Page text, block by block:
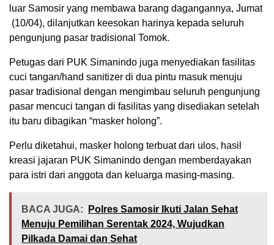
luar Samosir yang membawa barang dagangannya, Jumat
(10/04), dilanjutkan keesokan harinya kepada seluruh
pengunjung pasar tradisional Tomok.
Petugas dari PUK Simanindo juga menyediakan fasilitas
cuci tangan/hand sanitizer di dua pintu masuk menuju
pasar tradisional dengan mengimbau seluruh pengunjung
pasar mencuci tangan di fasilitas yang disediakan setelah
itu baru dibagikan “masker holong”.
Perlu diketahui, masker holong terbuat dari ulos, hasil
kreasi jajaran PUK Simanindo dengan memberdayakan
para istri dari anggota dan keluarga masing-masing.
BACA JUGA:
Polres Samosir Ikuti Jalan Sehat
Menuju Pemilihan Serentak 2024, Wujudkan
Pilkada Damai dan Sehat